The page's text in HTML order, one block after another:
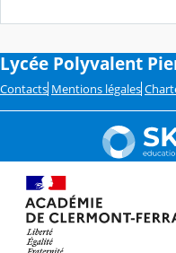
Lycée Polyvalent
Contacts Mentions légales